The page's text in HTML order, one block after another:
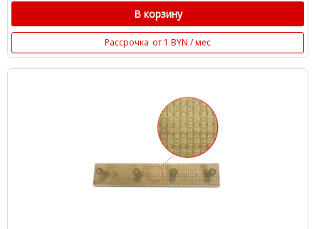
В корзину
Рассрочка от 1 BYN / мес